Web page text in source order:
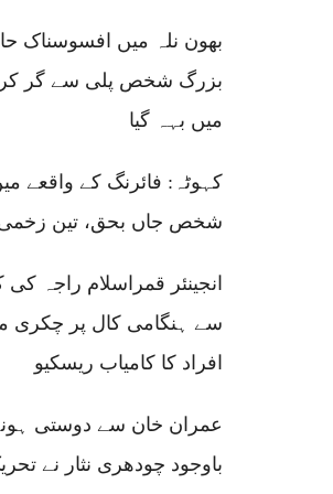
بھون نلہ میں افسوسناک
بزرگ شخص پلی سے گر کر
میں بہہ گیا
کہوٹہ: فائرنگ کے واقعے
شخص جاں بحق، تین
انجینئر قمراسلام راجہ کی
افراد کا کامیاب ریسکیو
عمران خان سے دوستی
باوجود چودھری نثار نے